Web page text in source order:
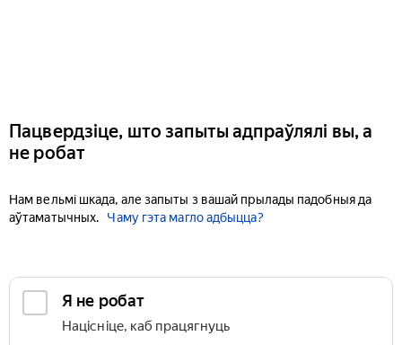
Пацвердзіце, што запыты адпраўлялі вы, а
не робат
Нам вельмі шкада, але запыты з вашай прылады падобныя да
аўтаматычных.
Чаму гэта магло адбыцца?
Я не робат
Націсніце, каб працягнуць